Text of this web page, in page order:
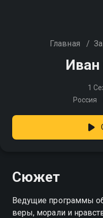
Главная /
Иван
1
Россия
Сюжет
Ведущие программы
веры, морали и